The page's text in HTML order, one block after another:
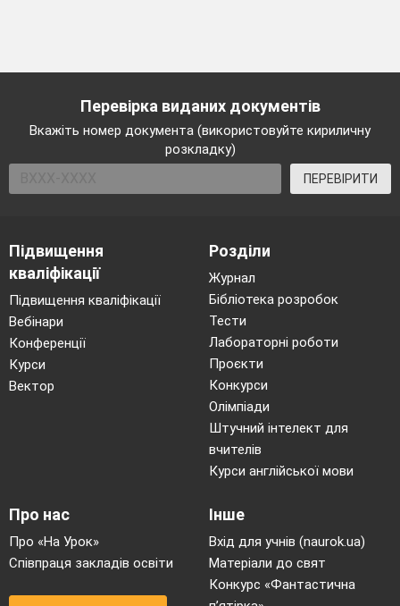
Перевірка виданих документів
Вкажіть номер документа (використовуйте кириличну
розкладку)
ПЕРЕВІРИТИ
Підвищення
кваліфікації
Підвищення кваліфікації
Вебінари
Конференції
Курси
Вектор
Розділи
Журнал
Бібліотека розробок
Тести
Лабораторні роботи
Проєкти
Конкурси
Олімпіади
Штучний інтелект для
вчителів
Курси англійської мови
Про нас
Про «На Урок»
Співпраця закладів освіти
Інше
Вхід для учнів (naurok.ua)
Матеріали до свят
Конкурс «Фантастична